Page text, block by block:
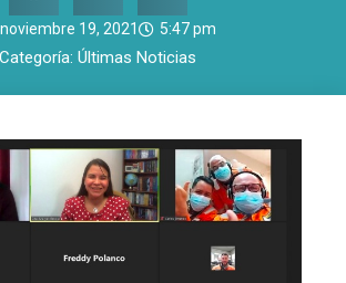
noviembre 19, 2021 5:47 pm
Categoría: Últimas Noticias